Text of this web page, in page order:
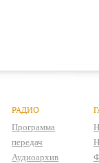
РАДИО
Программа
передач
Аудиоархив